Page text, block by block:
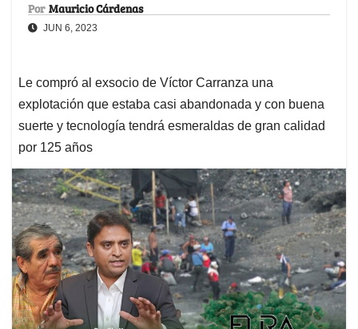
Por Mauricio Cárdenas
JUN 6, 2023
Le compró al exsocio de Víctor Carranza una
explotación que estaba casi abandonada y con buena
suerte y tecnología tendrá esmeraldas de gran calidad
por 125 años